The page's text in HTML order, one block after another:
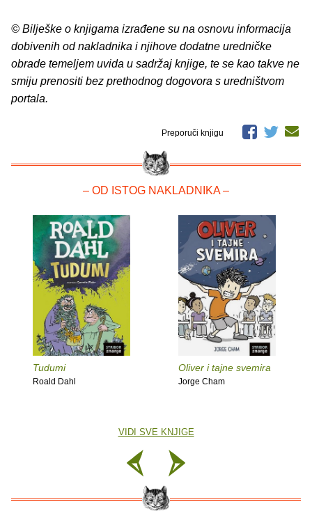
© Bilješke o knjigama izrađene su na osnovu informacija
dobivenih od nakladnika i njihove dodatne uredničke
obrade temeljem uvida u sadržaj knjige, te se kao takve ne
smiju prenositi bez prethodnog dogovora s uredništvom
portala.
Preporuči knjigu
– OD ISTOG NAKLADNIKA –
Tudumi
Roald Dahl
Oliver i tajne svemira
Jorge Cham
VIDI SVE KNJIGE